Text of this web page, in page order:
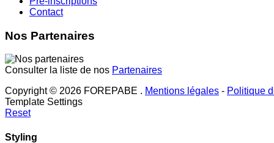
Contact
Nos Partenaires
Consulter la liste de nos Partenaires
Copyright © 2026 FOREPABE . Mentions légales - Politique
Template Settings
Reset
Styling